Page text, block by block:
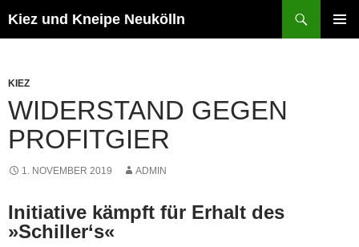
Inhalt
Kiez und Kneipe Neukölln
KIEZ
WIDERSTAND GEGEN
PROFITGIER
1. NOVEMBER 2019 ADMIN
Initiative kämpft für Erhalt des
»Schiller‘s«